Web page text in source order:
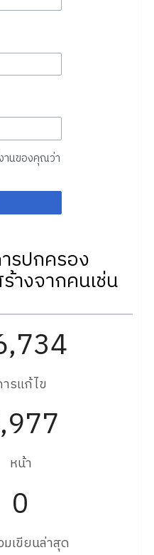
านของคุณว่า
รปกครอง
างจากคนเช่น
รแก้ไข
หน้า
0
เขียนล่าสุด